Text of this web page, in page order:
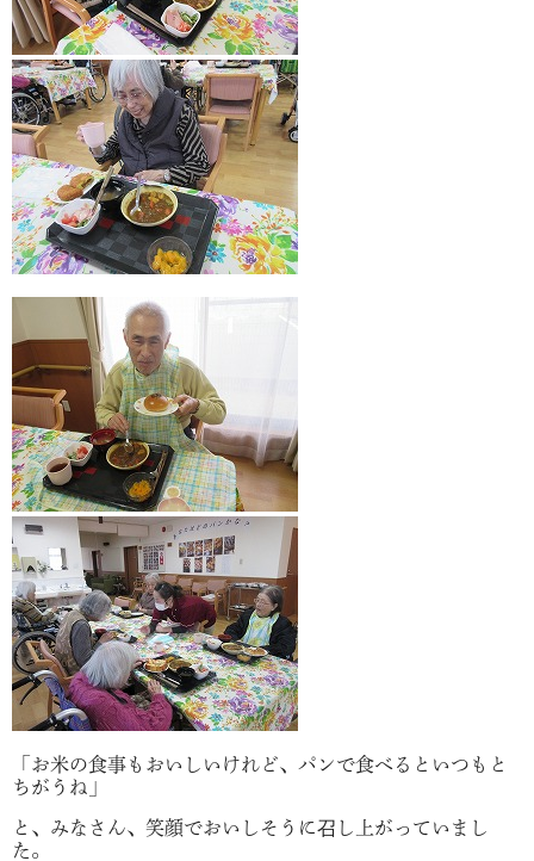
「お米の食事もおいしいけれど、パンで食べるといつもと
ちがうね」
と、みなさん、笑顔でおいしそうに召し上がっていまし
た。